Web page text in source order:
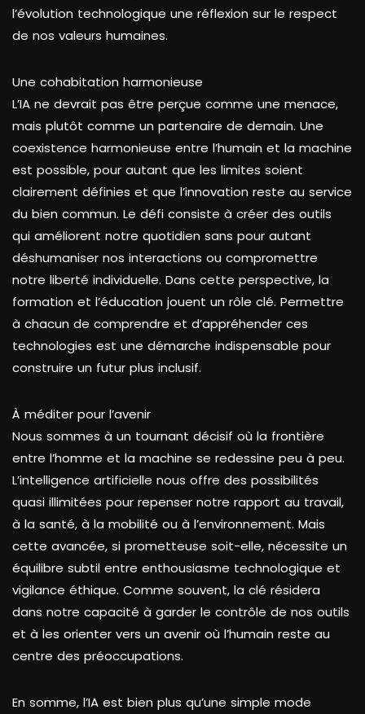
l’évolution technologique une réflexion sur le respect
de nos valeurs humaines.
Une cohabitation harmonieuse
L’IA ne devrait pas être perçue comme une menace,
mais plutôt comme un partenaire de demain. Une
coexistence harmonieuse entre l’humain et la machine
est possible, pour autant que les limites soient
clairement définies et que l’innovation reste au service
du bien commun. Le défi consiste à créer des outils
qui améliorent notre quotidien sans pour autant
déshumaniser nos interactions ou compromettre
notre liberté individuelle. Dans cette perspective, la
formation et l’éducation jouent un rôle clé. Permettre
à chacun de comprendre et d’appréhender ces
technologies est une démarche indispensable pour
construire un futur plus inclusif.
À méditer pour l’avenir
Nous sommes à un tournant décisif où la frontière
entre l’homme et la machine se redessine peu à peu.
L’intelligence artificielle nous offre des possibilités
quasi illimitées pour repenser notre rapport au travail,
à la santé, à la mobilité ou à l’environnement. Mais
cette avancée, si prometteuse soit-elle, nécessite un
équilibre subtil entre enthousiasme technologique et
vigilance éthique. Comme souvent, la clé résidera
dans notre capacité à garder le contrôle de nos outils
et à les orienter vers un avenir où l’humain reste au
centre des préoccupations.
En somme, l’IA est bien plus qu’une simple mode